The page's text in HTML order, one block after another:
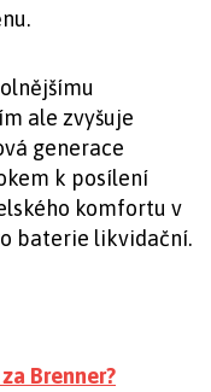
ale zvyšuje
generace
k posílení
komfortu v
baterie likvidační.
Brenner?